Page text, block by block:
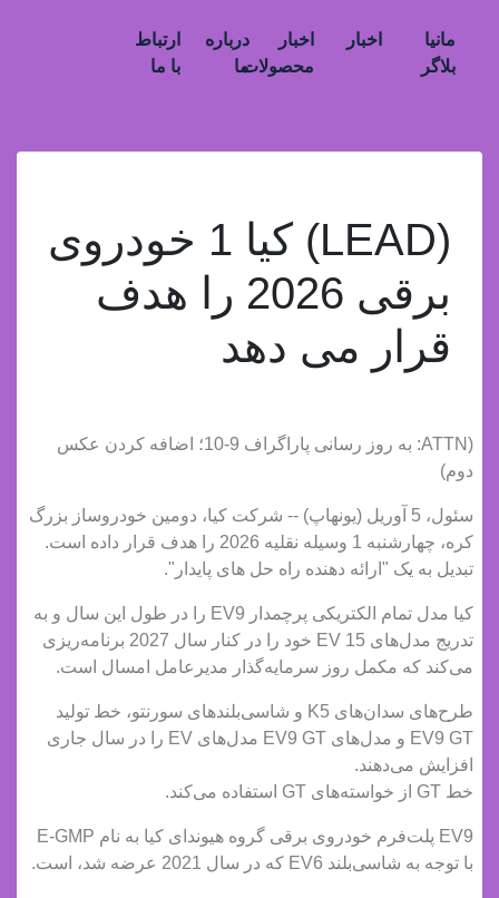
مانیا
بلاگر
اخبار
اخبار
محصولات
درباره
ما
ارتباط
با ما
(LEAD) کیا 1 خودروی
برقی 2026 را هدف
قرار می دهد
(ATTN: به روز رسانی پاراگراف 9-10؛ اضافه کردن عکس
دوم)
سئول، 5 آوریل (یونهاپ) -- شرکت کیا، دومین خودروساز بزرگ
کره، چهارشنبه 1 وسیله نقلیه 2026 را هدف قرار داده است.
تبدیل به یک "ارائه دهنده راه حل های پایدار".
کیا مدل تمام الکتریکی پرچمدار EV9 را در طول این سال و به
تدریج مدل‌های EV 15 خود را در کنار سال 2027 برنامه‌ریزی
می‌کند که مکمل روز سرمایه‌گذار مدیرعامل امسال است.
طرح‌های سدان‌های K5 و شاسی‌بلندهای سورنتو، خط تولید
EV9 GT و مدل‌های EV9 GT مدل‌های EV را در سال جاری
افزایش می‌دهند.
خط GT از خواسته‌های GT استفاده می‌کند.
EV9 پلت‌فرم خودروی برقی گروه هیوندای کیا به نام E-GMP
با توجه به شاسی‌بلند EV6 که در سال 2021 عرضه شد، است.